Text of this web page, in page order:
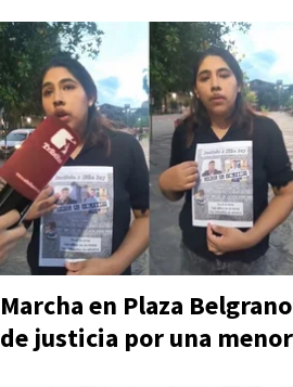
Marcha en Plaza
de justicia por una